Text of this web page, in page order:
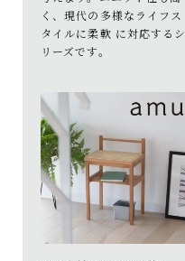
く、現代の多様なライフス
タイルに柔軟 に対応するシ
リーズです。